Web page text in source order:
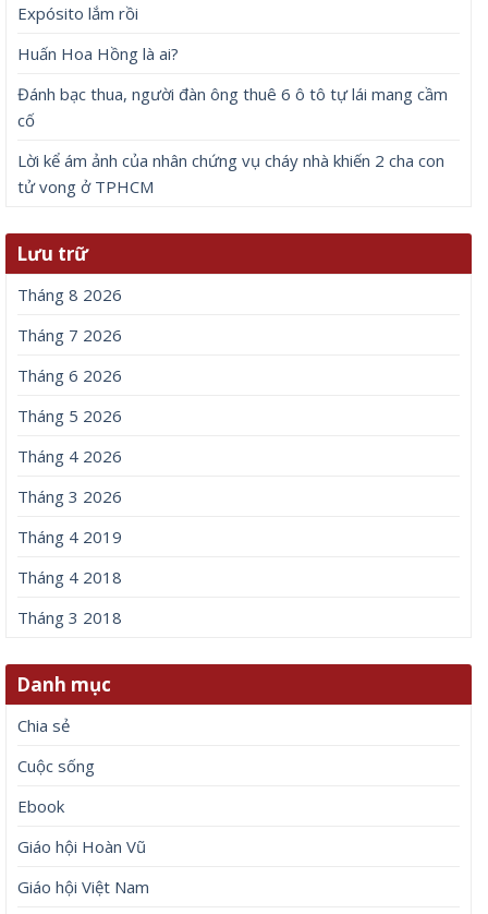
Expósito lắm rồi
Huấn Hoa Hồng là ai?
Đánh bạc thua, người đàn ông thuê 6 ô tô tự lái mang cầm
cố
Lời kể ám ảnh của nhân chứng vụ cháy nhà khiến 2 cha con
tử vong ở TPHCM
Lưu trữ
Tháng 8 2026
Tháng 7 2026
Tháng 6 2026
Tháng 5 2026
Tháng 4 2026
Tháng 3 2026
Tháng 4 2019
Tháng 4 2018
Tháng 3 2018
Danh mục
Chia sẻ
Cuộc sống
Ebook
Giáo hội Hoàn Vũ
Giáo hội Việt Nam